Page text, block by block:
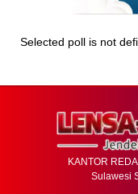
Selected poll is not
KANTOR
Sulawesi